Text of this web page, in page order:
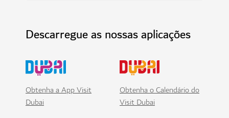
Descarregue as nossas aplicações
Obtenha a App Visit
Dubai
Obtenha o Calendário do
Visit Dubai